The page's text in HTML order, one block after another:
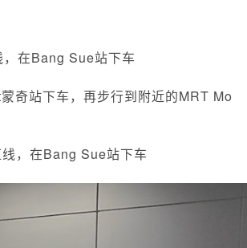
在Bang Sue站下车
奇站下车，再步行到附近的MRT Mo
，在Bang Sue站下车